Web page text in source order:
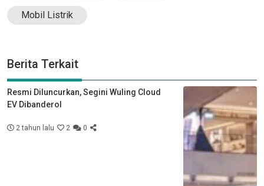
Mobil Listrik
Berita Terkait
Resmi Diluncurkan, Segini Wuling Cloud
EV Dibanderol
2 tahun lalu 2 0